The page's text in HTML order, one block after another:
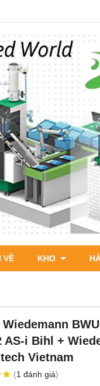
VỀ KHO
AS-i Bihl +
Vietnam
(1 đánh giá)